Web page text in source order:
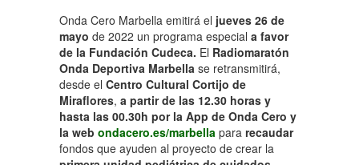
Onda Cero Marbella emitirá el jueves 26 de
mayo de 2022 un programa especial a favor
de la Fundación Cudeca. El Radiomaratón
Onda Deportiva Marbella se retransmitirá,
desde el Centro Cultural Cortijo de
Miraflores, a partir de las 12.30 horas y
hasta las 00.30h por la App de Onda Cero y
la web ondacero.es/marbella para recaudar
fondos que ayuden al proyecto de crear la